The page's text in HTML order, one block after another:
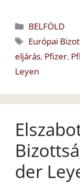
Kategória
BELFÖLD
Címkék
Európai
eljárás, Pfizer,
Leyen
der